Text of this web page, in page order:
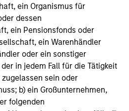
ein Organismus für
dessen
ein Pensionsfonds oder
ein Warenhändler
oder ein sonstiger
in jedem Fall für die Tätigkeit
sein oder
b) ein Großunternehmen,
folgenden
detail page for important
including additional risk